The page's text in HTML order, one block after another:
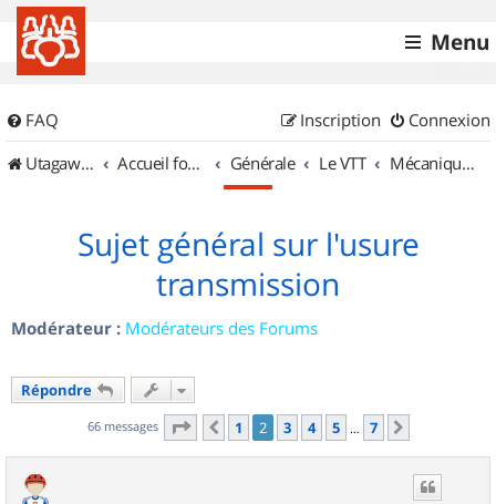
Menu
FAQ Connexion
Inscription
UtagawaVTT (Randos VTT et VTTAE avec traces GPS)
Accueil forum Générale Le VTT Mécanique et Entretiens
Sujet général sur l'usure
transmission
Modérateur : Modérateurs des Forums
Répondre
66 messages Page 2sur7
Précédent
1 2 3 4 5 … 7